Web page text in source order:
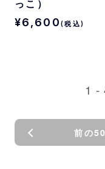
っこ）
¥6,600 (税込)
1 -
前の